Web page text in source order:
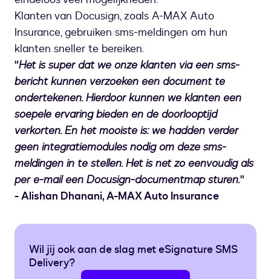
Klanten van Docusign, zoals A-MAX Auto
Insurance, gebruiken sms-meldingen om hun
klanten sneller te bereiken.
"Het is super dat we onze klanten via een sms-
bericht kunnen verzoeken een document te
ondertekenen. Hierdoor kunnen we klanten een
soepele ervaring bieden en de doorlooptijd
verkorten. En het mooiste is: we hadden verder
geen integratiemodules nodig om deze sms-
meldingen in te stellen. Het is net zo eenvoudig als
per e-mail een Docusign-documentmap sturen."
- Alishan Dhanani, A-MAX Auto Insurance
Wil jij ook aan de slag met eSignature SMS
Delivery?